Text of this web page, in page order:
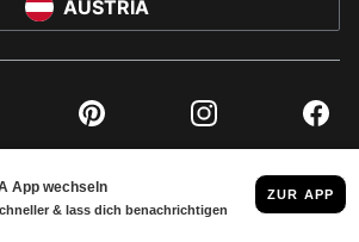
AUSTRIA
Pinterest Instagram
GMBH, 2026. ALLE RECHTE VORBEHALTEN
IMPRESSUM UND RECHTLICHE HINWEISE